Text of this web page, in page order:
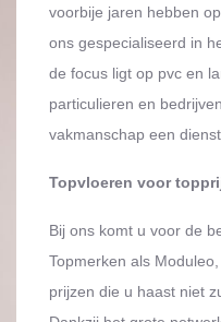
voorbije jaren hebben
ons gespecialiseerd in
de focus ligt op pvc en
particulieren en
vakmanschap een
Topvloeren voor
Bij ons komt u voor de
Topmerken als
prijzen die u haast niet